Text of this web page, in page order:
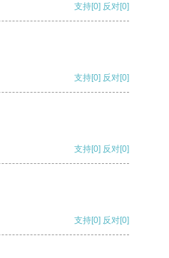
支持[0] 反对[0]
支持[0] 反对[0]
支持[0] 反对[0]
支持[0] 反对[0]